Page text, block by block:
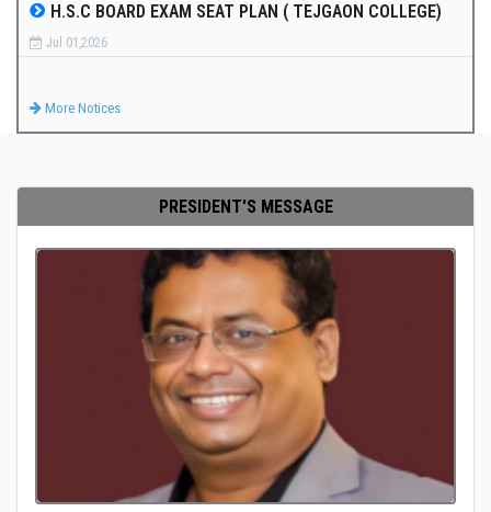
RESULTS
H.S.C BOARD EXAM SEAT PLAN ( TEJGAON COLLEGE)
Jul 01,2026
More Notices
PRESIDENT'S MESSAGE